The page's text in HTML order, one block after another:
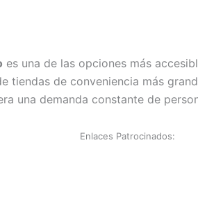
es una de las opciones más
tiendas de conveniencia más
una demanda constante de
Enlaces Patrocinados: